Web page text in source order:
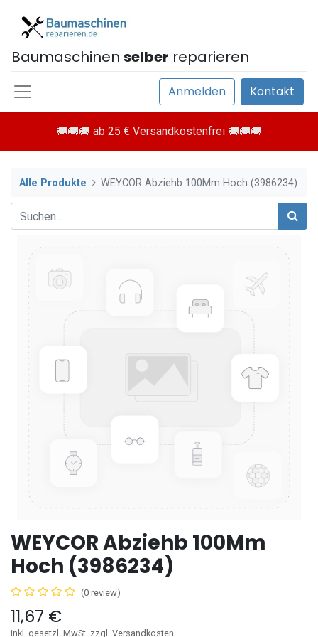
Baumaschinen selber reparieren
Anmelden Kontakt
🚚🚚🚚 ab 25 € Versandkostenfrei 🚚🚚🚚
Alle Produkte WEYCOR Abziehb 100Mm Hoch (3986234)
WEYCOR Abziehb 100Mm
Hoch (3986234)
(0 review)
11,67 €
inkl. gesetzl. MwSt. zzgl. Versandkosten